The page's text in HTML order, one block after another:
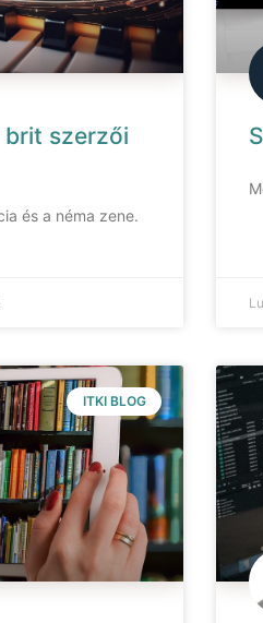
brit szerzői
és a néma zene.
ITKI BLOG